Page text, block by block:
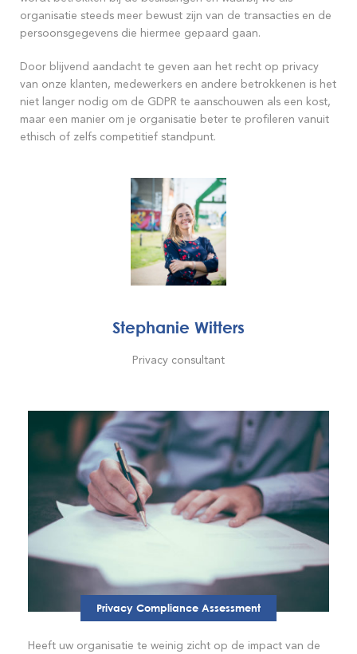
organisatie steeds meer bewust zijn van de transacties en de
persoonsgegevens die hiermee gepaard gaan.
Door blijvend aandacht te geven aan het recht op privacy
van onze klanten, medewerkers en andere betrokkenen is het
niet langer nodig om de GDPR te aanschouwen als een kost,
maar een manier om je organisatie beter te profileren vanuit
ethisch of zelfs competitief standpunt.
Stephanie Witters
Privacy consultant
Privacy Compliance Assessment
Heeft uw organisatie te weinig zicht op de impact van de